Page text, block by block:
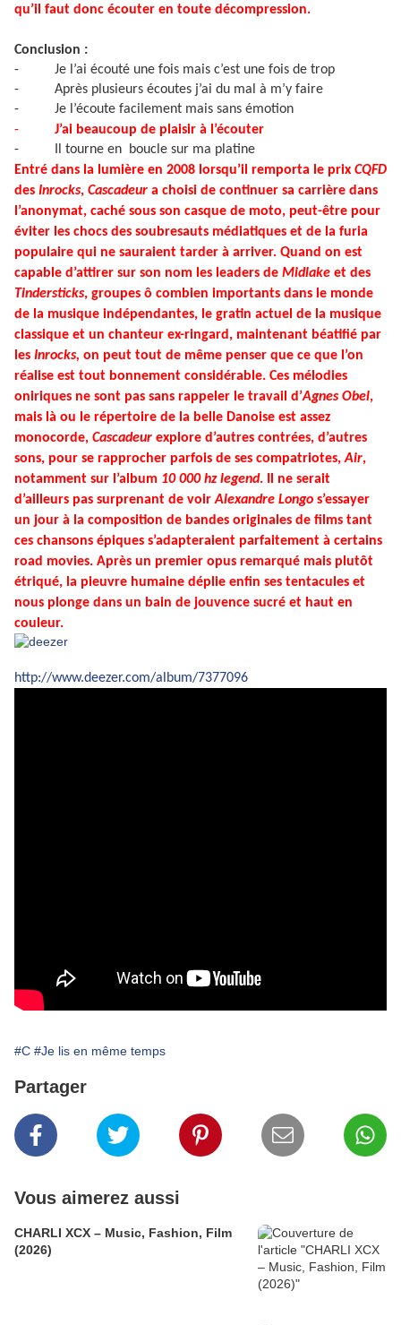
qu’il faut donc écouter en toute décompression.
Conclusion :
-
Je l’ai écouté une fois mais c’est une fois de trop
-
Après plusieurs écoutes j’ai du mal à m’y faire
-
Je l’écoute facilement mais sans émotion
-
J’ai beaucoup de plaisir à l’écouter
-
Il tourne en boucle sur ma platine
Entré dans la lumière en 2008 lorsqu’il remporta le prix CQFD
des Inrocks, Cascadeur a choisi de continuer sa carrière dans
l’anonymat, caché sous son casque de moto, peut-être pour
éviter les chocs des soubresauts médiatiques et de la furia
populaire qui ne sauraient tarder à arriver. Quand on est
capable d’attirer sur son nom les leaders de Midlake et des
Tindersticks, groupes ô combien importants dans le monde
de la musique indépendantes, le gratin actuel de la musique
classique et un chanteur ex-ringard, maintenant béatifié par
les Inrocks, on peut tout de même penser que ce que l’on
réalise est tout bonnement considérable. Ces mélodies
oniriques ne sont pas sans rappeler le travail d’Agnes Obel,
mais là ou le répertoire de la belle Danoise est assez
monocorde, Cascadeur explore d’autres contrées, d’autres
sons, pour se rapprocher parfois de ses compatriotes,Air,
notamment sur l’album 10 000 hz legend. Il ne serait
d’ailleurs pas surprenant de voirAlexandre Longo s’essayer
un jour à la composition de bandes originales de films tant
ces chansons épiques s’adapteraient parfaitement à certains
road movies. Après un premier opus remarqué mais plutôt
étriqué, la pieuvre humaine déplie enfin ses tentacules et
nous plonge dans un bain de jouvence sucré et haut en
couleur.
http://www.deezer.com/album/7377096
#C #Je lis en même temps
Partager
Vous aimerez aussi
CHARLI XCX – Music, Fashion, Film
(2026)